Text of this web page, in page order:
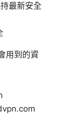
最新安全
用到的資